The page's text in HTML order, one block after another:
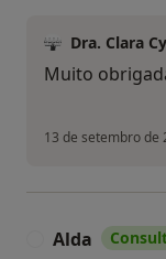
Dra. Clara
Muito
13 de setembro de
Alda